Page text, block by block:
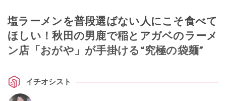
塩ラーメンを普段選ばない人にこそ食べて
ほしい！秋田の男鹿で稲とアガベのラーメ
ン店「おがや」が手掛ける“究極の袋麺”
イチオシスト